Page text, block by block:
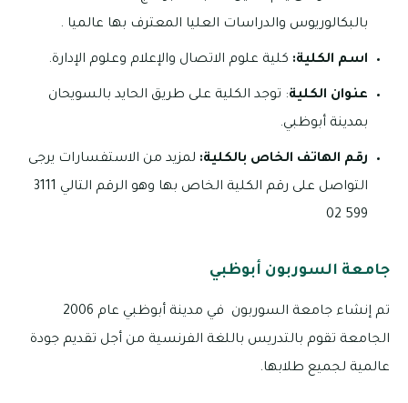
بالبكالوريوس والدراسات العليا المعترف بها عالميا .
اسم الكلية: كلية علوم الاتصال والإعلام وعلوم الإدارة.
عنوان الكلية: توجد الكلية على طريق الحايد بالسويحان
بمدينة أبوظبي.
رقم الهاتف الخاص بالكلية: لمزيد من الاستفسارات يرجى
التواصل على رقم الكلية الخاص بها وهو الرقم التالي 3111
599 02
جامعة السوربون أبوظبي
تم إنشاء جامعة السوربون في مدينة أبوظبي عام 2006
الجامعة تقوم بالتدريس باللغة الفرنسية من أجل تقديم جودة
عالمية لجميع طلابها.